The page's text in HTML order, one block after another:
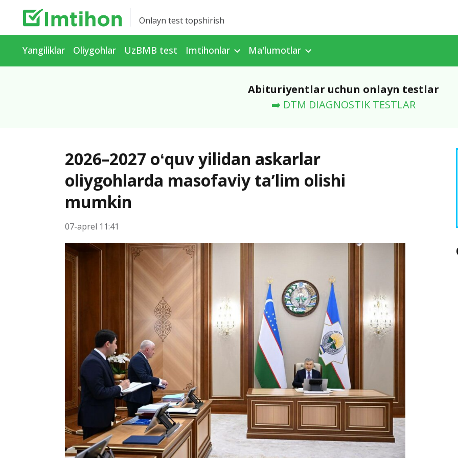
Onlayn test topshirish
Yangiliklar Oliygohlar UzBMB test Imtihonlar Ma'lumotlar
Abituriyentlar uchun onlayn testlar
➡️ DTM DIAGNOSTIK TESTLAR
2026–2027 oʻquv yilidan askarlar
oliygohlarda masofaviy ta’lim olishi
mumkin
07-aprel 11:41